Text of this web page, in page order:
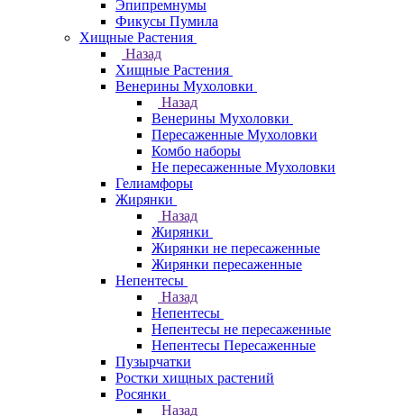
Эпипремнумы
Фикусы Пумила
Хищные Растения
Назад
Хищные Растения
Венерины Мухоловки
Назад
Венерины Мухоловки
Пересаженные Мухоловки
Комбо наборы
Не пересаженные Мухоловки
Гелиамфоры
Жирянки
Назад
Жирянки
Жирянки не пересаженные
Жирянки пересаженные
Непентесы
Назад
Непентесы
Непентесы не пересаженные
Непентесы Пересаженные
Пузырчатки
Ростки хищных растений
Росянки
Назад